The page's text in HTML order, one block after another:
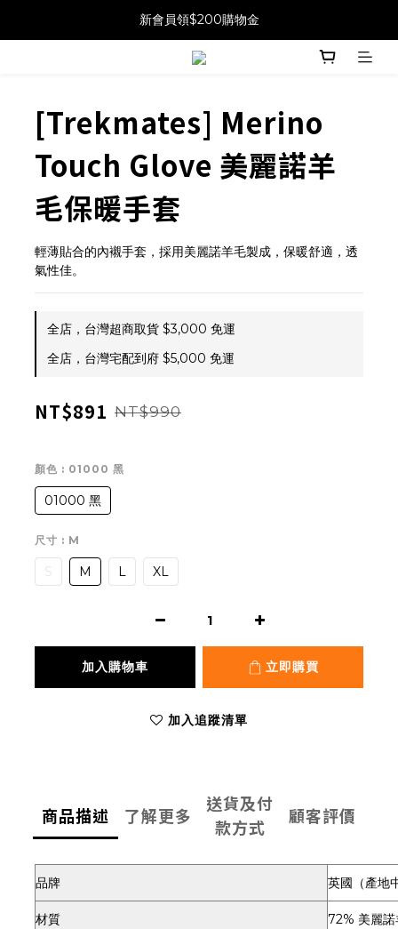
新會員領$200購物金
[Trekmates] Merino
Touch Glove 美麗諾羊
毛保暖手套
輕薄貼合的內襯手套，採用美麗諾羊毛製成，保暖舒適，透
氣性佳。
全店，台灣超商取貨 $3,000 免運
全店，台灣宅配到府 $5,000 免運
NT$891 NT$990
顏色 : 01000 黑
01000 黑
尺寸 : M
S M L XL
加入購物車 立即購買
加入追蹤清單
商品描述 了解更多
送貨及付
款方式
顧客評價
品牌 英國（產地
材質 72% 美麗諾